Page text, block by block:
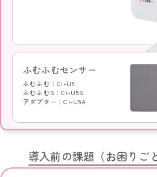
ふむふむセンサー
ふむふむ：Ci-U5
ふむふむS：Ci-U5S
アダプター：Ci-U5A
導入前の課題（お困りごと